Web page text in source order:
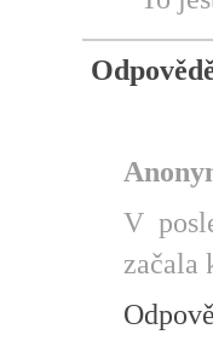
V
začala